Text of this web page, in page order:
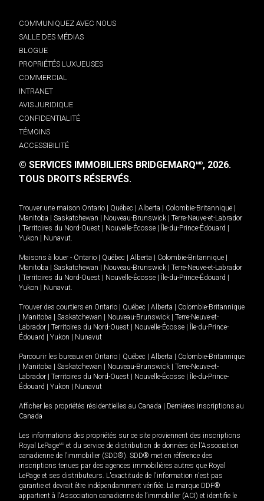
COMMUNIQUEZ AVEC NOUS
SALLE DES MÉDIAS
BLOGUE
PROPRIÉTÉS LUXUEUSES
COMMERCIAL
INTRANET
AVIS JURIDIQUE
CONFIDENTIALITÉ
TÉMOINS
ACCESSIBILITÉ
© SERVICES IMMOBILIERS BRIDGEMARQMD, 2026.
TOUS DROITS RÉSERVÉS.
Trouver une maison Ontario Québec Alberta Colombie-Britannique
Manitoba
Saskatchewan Nouveau-Brunswick
Terre-Neuve-et-Labrador
Territoires du Nord-Ouest Nouvelle-Écosse Île-du-Prince-Édouard
Yukon
Nunavut.
Maisons à louer - Ontario Québec Alberta Colombie-Britannique
Manitoba
Saskatchewan Nouveau-Brunswick
Terre-Neuve-et-Labrador
Territoires du Nord-Ouest Nouvelle-Écosse Île-du-Prince-Édouard
Yukon
Nunavut.
Trouver des courtiers en Ontario Québec Alberta
Colombie-Britannique
Manitoba Saskatchewan Nouveau-Brunswick
Terre-Neuve-et-
Labrador
Territoires du Nord-Ouest Nouvelle-Écosse
Île-du-Prince-
Édouard
Yukon Nunavut
Parcourir les bureaux en Ontario Québec Alberta
Colombie-Britannique
Manitoba Saskatchewan Nouveau-Brunswick
Terre-Neuve-et-
Labrador
Territoires du Nord-Ouest Nouvelle-Écosse
Île-du-Prince-
Édouard
Yukon Nunavut
Afficher les propriétés résidentielles au Canada
Dernières inscriptions au
Canada
Les informations des propriétés sur ce site proviennent des inscriptions
Royal LePageMD et du service de distribution de données de l'Association
canadienne de l’immobilier (SDD®). SDD® met en référence des
inscriptions tenues par des agences immobilières autres que Royal
LePage et ses distributeurs. L'exactitude de l'information n'est pas
garantie et devrait être indépendamment vérifiée. La marque DDF®
appartient à l'Association canadienne de l’immobilier (ACI) et identifie le